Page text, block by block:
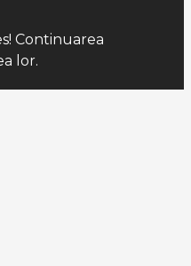
Continuarea
lor.